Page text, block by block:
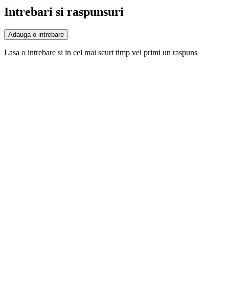
Intrebari si raspunsuri
Adauga o intrebare
Lasa o intrebare si in cel mai scurt timp vei primi un raspuns